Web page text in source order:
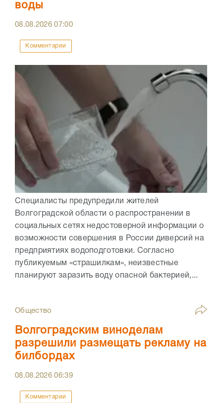
воды
08.08.202607:00
Комментарии
Специалисты предупредили жителей
Волгоградской области о распространении в
социальных сетях недостоверной информации о
возможности совершения в России диверсий на
предприятиях водоподготовки. Согласно
публикуемым «страшилкам», неизвестные
планируют заразить воду опасной бактерией,...
Общество
Волгоградским виноделам
разрешили размещать рекламу на
билбордах
08.08.202606:39
Комментарии